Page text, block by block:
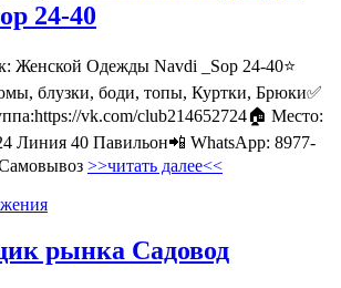
24-40
Женской Одежды Navdi _Sop 24-40⭐
блузки, боди, топы, Куртки, Брюки✅
vk.com/club214652724🏠 Место:
Линия 40 Павильон📲 WhatsApp: 8977-
>>читать далее<<
рынка Садовод